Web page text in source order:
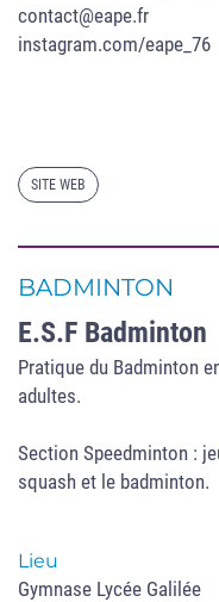
contact@eape.fr
instagram.com/eape_76
SITE WEB
BADMINTON
E.S.F Badminton
Pratique du Badminton
adultes.
Section Speedminton :
squash et le badminton.
Lieu
Gymnase Lycée Galilée